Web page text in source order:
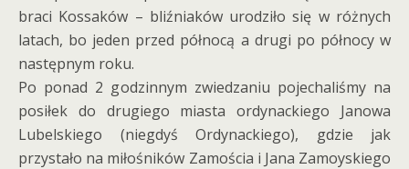
braci Kossaków – bliźniaków urodziło się w różnych
latach, bo jeden przed północą a drugi po północy w
następnym roku.
Po ponad 2 godzinnym zwiedzaniu pojechaliśmy na
posiłek do drugiego miasta ordynackiego Janowa
Lubelskiego (niegdyś Ordynackiego), gdzie jak
przystało na miłośników Zamościa i Jana Zamoyskiego